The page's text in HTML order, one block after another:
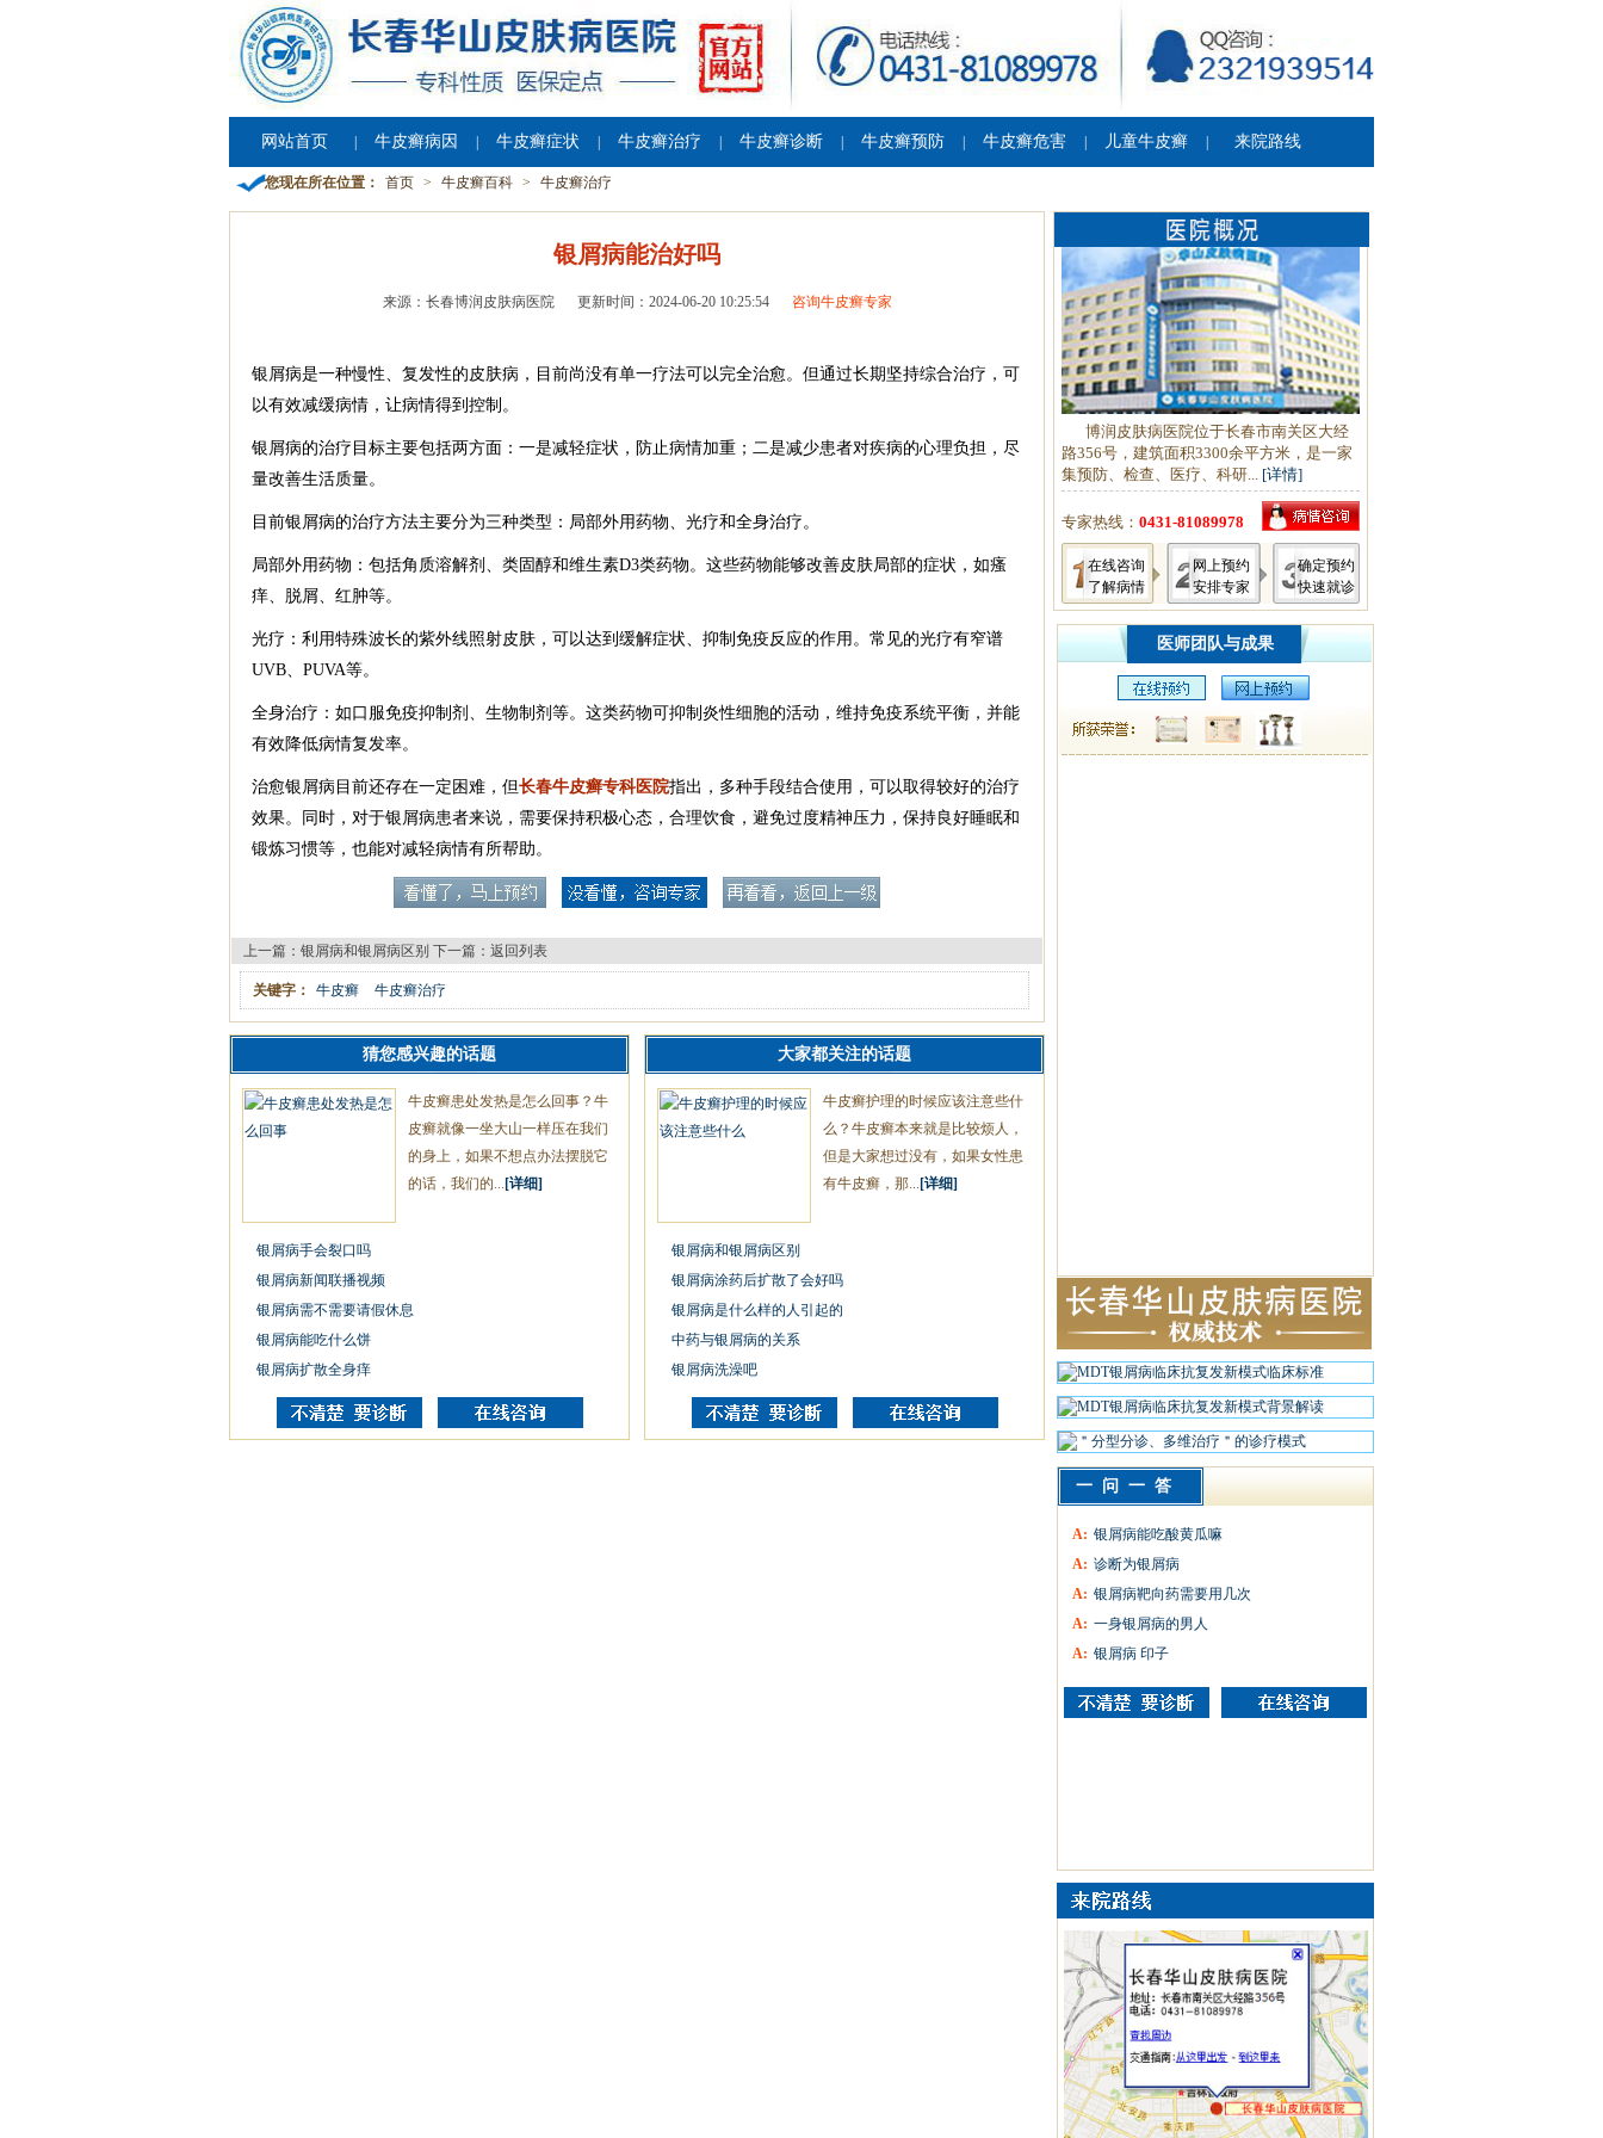
网站首页 牛皮癣病因 牛皮癣症状 牛皮癣治疗 牛皮癣诊断 牛皮癣预防 牛皮癣危害 儿童牛皮癣 来院路线
您现在所在位置： 首页 > 牛皮癣百科 > 牛皮癣治疗
银屑病能治好吗
来源：长春博润皮肤病医院 更新时间：2024-06-20 10:25:54 咨询牛皮癣专家
银屑病是一种慢性、复发性的皮肤病，目前尚没有单一疗法可以完全治愈。但通过长期坚持综合治疗，可
以有效减缓病情，让病情得到控制。
银屑病的治疗目标主要包括两方面：一是减轻症状，防止病情加重；二是减少患者对疾病的心理负担，尽
量改善生活质量。
目前银屑病的治疗方法主要分为三种类型：局部外用药物、光疗和全身治疗。
局部外用药物：包括角质溶解剂、类固醇和维生素D3类药物。这些药物能够改善皮肤局部的症状，如瘙
痒、脱屑、红肿等。
光疗：利用特殊波长的紫外线照射皮肤，可以达到缓解症状、抑制免疫反应的作用。常见的光疗有窄谱
UVB、PUVA等。
全身治疗：如口服免疫抑制剂、生物制剂等。这类药物可抑制炎性细胞的活动，维持免疫系统平衡，并能
有效降低病情复发率。
治愈银屑病目前还存在一定困难，但长春牛皮癣专科医院指出，多种手段结合使用，可以取得较好的治疗
效果。同时，对于银屑病患者来说，需要保持积极心态，合理饮食，避免过度精神压力，保持良好睡眠和
锻炼习惯等，也能对减轻病情有所帮助。
上一篇： 银屑病和银屑病区别 下一篇： 返回列表
关键字： 牛皮癣 牛皮癣治疗
猜您感兴趣的话题
牛皮癣患处发热是怎么回事？牛
皮癣就像一坐大山一样压在我们
的身上，如果不想点办法摆脱它
的话，我们的... [详细]
银屑病手会裂口吗
银屑病新闻联播视频
银屑病需不需要请假休息
银屑病能吃什么饼
银屑病扩散全身痒
大家都关注的话题
牛皮癣护理的时候应该注意些什
么？牛皮癣本来就是比较烦人，
但是大家想过没有，如果女性患
有牛皮癣，那... [详细]
银屑病和银屑病区别
银屑病涂药后扩散了会好吗
银屑病是什么样的人引起的
中药与银屑病的关系
银屑病洗澡吧
博润皮肤病医院位于长春市南关区大经
路356号，建筑面积3300余平方米，是一家
集预防、检查、医疗、科研... [详情]
专家热线： 0431-81089978
在线咨询
了解病情
网上预约
安排专家
确定预约
快速就诊
医师团队与成果
一问一答
A: 银屑病能吃酸黄瓜嘛
A: 诊断为银屑病
A: 银屑病靶向药需要用几次
A: 一身银屑病的男人
A: 银屑病 印子